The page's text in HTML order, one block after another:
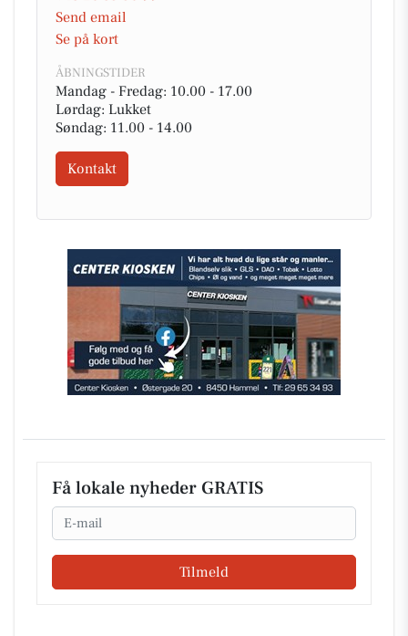
Send email
Se på kort
ÅBNINGSTIDER
Mandag - Fredag: 10.00 - 17.00
Lørdag: Lukket
Søndag: 11.00 - 14.00
Kontakt
Få lokale nyheder GRATIS
Email
Tilmeld